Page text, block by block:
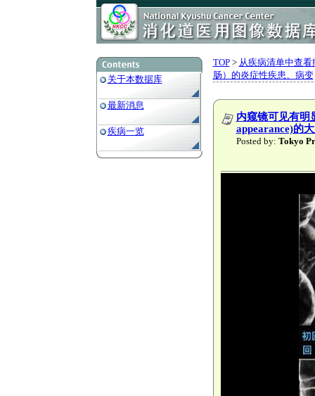
关于本数据库
最新消息
疾病一览
TOP> 从疾病清单中查看
肠）的炎症性疾患、病变
内窥镜可见有明
appearance)的
Posted by: Tokyo